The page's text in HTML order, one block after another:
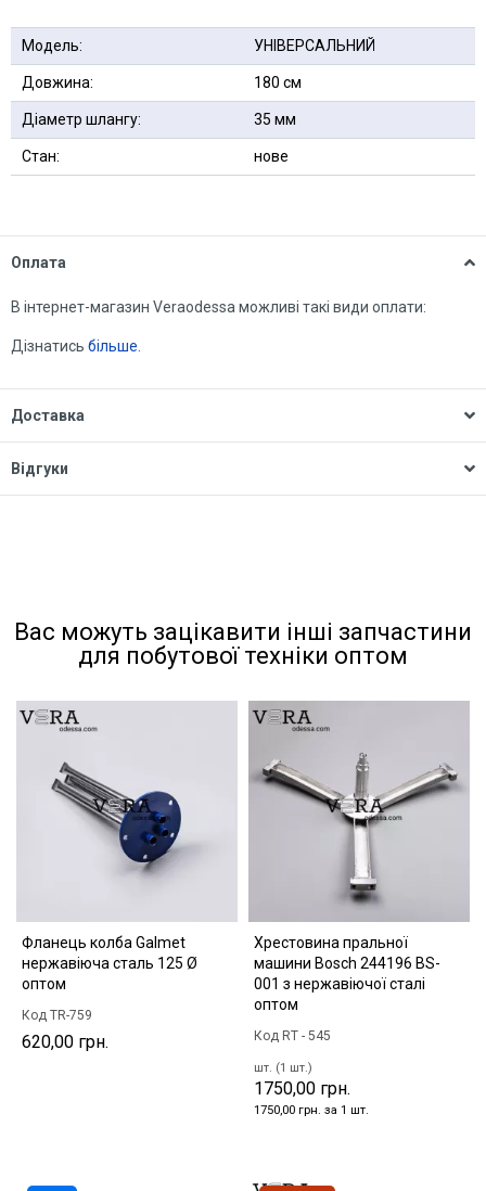
Модель: УНІВЕРСАЛЬНИЙ
Довжина: 180 см
Діаметр шлангу: 35 мм
Стан: нове
Оплата
В інтернет-магазин Veraodessa можливі такі види оплати:
Дізнатись більше.
Доставка
Відгуки
Вас можуть зацікавити інші запчастини
для побутової техніки оптом
Фланець колба Galmet
нержавіюча сталь 125 Ø
оптом
Код TR-759
620,00 грн.
Хрестовина пральної
машини Bosch 244196 BS-
001 з нержавіючої сталі
оптом
Код RT - 545
шт. (1 шт.)
1750,00 грн.
1750,00 грн. за 1 шт.